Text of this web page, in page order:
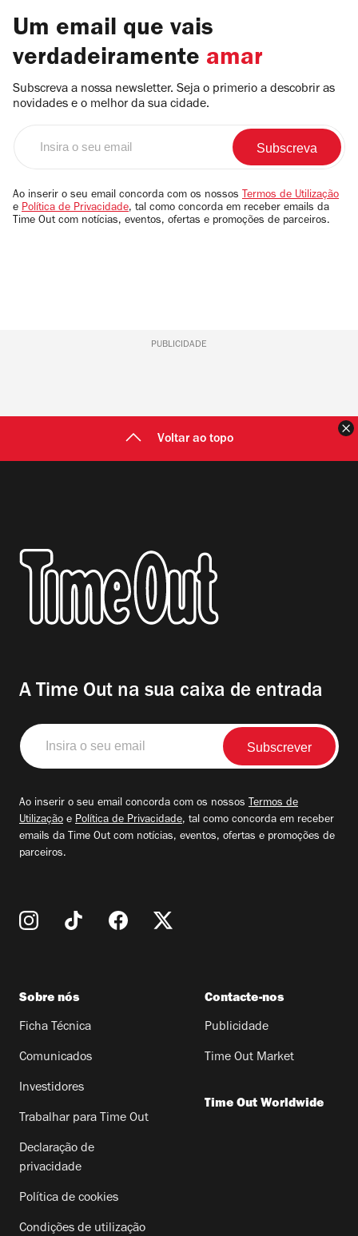
Um email que vais
verdadeiramente amar
Subscreva a nossa newsletter. Seja o primerio a descobrir as
novidades e o melhor da sua cidade.
email
Ao inserir o seu email concorda com os nossos Termos de Utilização
e Política de Privacidade, tal como concorda em receber emails da
Time Out com notícias, eventos, ofertas e promoções de parceiros.
PUBLICIDADE
Voltar ao topo
A Time Out na sua caixa de entrada
Insira
o
seu
Ao inserir o seu email concorda com os nossos Termos de
Utilização e Política de Privacidade, tal como concorda em receber
emails da Time Out com notícias, eventos, ofertas e promoções de
parceiros.
Sobre nós
Ficha Técnica
Comunicados
Investidores
Trabalhar para Time Out
Declaração de
privacidade
Política de cookies
Condições de utilização
Contacte-nos
Publicidade
Time Out Market
Time Out Worldwide